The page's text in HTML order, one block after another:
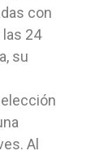
con
24
su
Al